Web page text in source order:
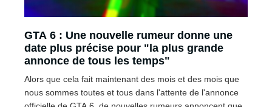
GTA 6 : Une nouvelle rumeur donne une
date plus précise pour "la plus grande
annonce de tous les temps"
Alors que cela fait maintenant des mois et des mois que
nous sommes toutes et tous dans l'attente de l'annonce